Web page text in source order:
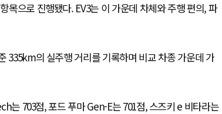
목으로 진행됐다. EV3는 이 가운데 차체와 주행 편의, 파
335km의 실주행 거리를 기록하며 비교 차종 가운데 가
는 703점, 포드 푸마 Gen-E는 701점, 스즈키 e 비타라는